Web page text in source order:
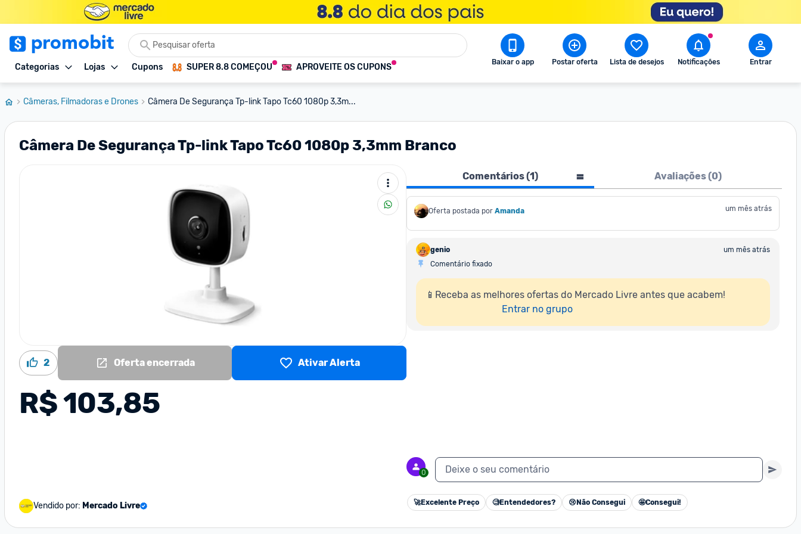
Categorias Lojas Cupons SUPER 8.8 COMEÇOU APROVEITE OS CUPONS Baixar o app Postar oferta Lista de desejos Notificações Entrar
Câmeras, Filmadoras e Drones Câmera De Segurança Tp-link Tapo Tc60 1080p 3,3m...
Câmera De Segurança Tp-link Tapo Tc60 1080p 3,3mm Branco
2 Oferta encerrada Ativar Alerta
R$ 103,85
Vendido por: Mercado Livre
Comentários (1) Avaliações (0)
Oferta postada por Amanda um mês atrás
genio
um mês atrás
Comentário fixado
📱Receba as melhores ofertas do Mercado Livre antes que acabem!
Entrar no grupo
0 Deixe o seu comentário
🚀Excelente Preço 🧐Entendedores? 😢 Não Consegui 🤩Consegui!